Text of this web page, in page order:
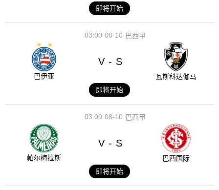
即将开始
08-10
03:00 巴西甲
巴伊亚
V - S
瓦斯科达伽马
即将开始
08-10
03:00 巴西甲
帕尔梅拉斯
V - S
巴西国际
即将开始